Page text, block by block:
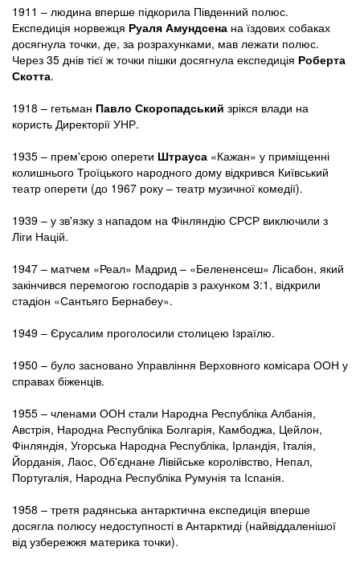
1911 – людина вперше підкорила Південний полюс.
Експедиція норвежця Руаля Амундсена на їздових собаках
досягнула точки, де, за розрахунками, мав лежати полюс.
Через 35 днів тієї ж точки пішки досягнула експедиція Роберта
Скотта.
1918 – гетьман Павло Скоропадський зрікся влади на
користь Директорії УНР.
1935 – прем'єрою оперети Штрауса «Кажан» у приміщенні
колишнього Троїцького народного дому відкрився Київський
театр оперети (до 1967 року – театр музичної комедії).
1939 – у зв'язку з нападом на Фінляндію СРСР виключили з
Ліги Націй.
1947 – матчем «Реал» Мадрид – «Белененсеш» Лісабон, який
закінчився перемогою господарів з рахунком 3:1, відкрили
стадіон «Сантьяго Бернабеу».
1949 – Єрусалим проголосили столицею Ізраїлю.
1950 – було засновано Управління Верховного комісара ООН у
справах біженців.
1955 – членами ООН стали Народна Республіка Албанія,
Австрія, Народна Республіка Болгарія, Камбоджа, Цейлон,
Фінляндія, Угорська Народна Республіка, Ірландія, Італія,
Йорданія, Лаос, Об'єднане Лівійське королівство, Непал,
Португалія, Народна Республіка Румунія та Іспанія.
1958 – третя радянська антарктична експедиція вперше
досягла полюсу недоступності в Антарктиді (найвіддаленішої
від узбережжя материка точки).